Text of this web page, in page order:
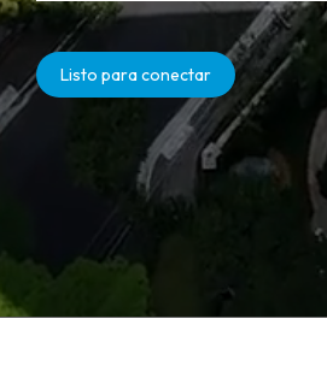
Listo para conectar